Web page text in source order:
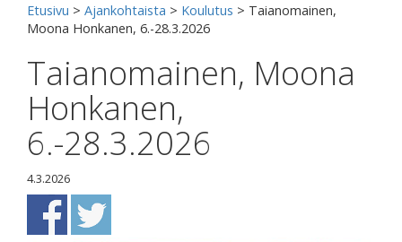
Etusivu > Ajankohtaista > Koulutus > Taianomainen,
Moona Honkanen, 6.-28.3.2026
Taianomainen, Moona
Honkanen,
6.-28.3.2026
4.3.2026